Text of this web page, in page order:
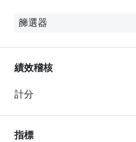
績效稽核
計分
指標